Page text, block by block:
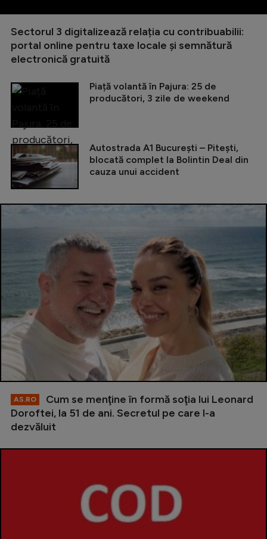
Sectorul 3 digitalizează relația cu contribuabilii:
portal online pentru taxe locale și semnătură
electronică gratuită
Piață volantă în Pajura: 25 de
producători, 3 zile de weekend
Autostrada A1 București – Pitești,
blocată complet la Bolintin Deal din
cauza unui accident
AS.RO
Cum se menţine în formă soţia lui Leonard
Doroftei, la 51 de ani. Secretul pe care l-a
dezvăluit